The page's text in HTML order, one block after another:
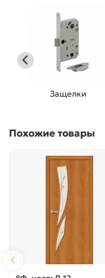
Защелки
Похожие товары